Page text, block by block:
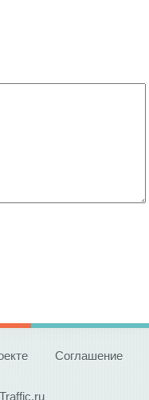
Соглашение